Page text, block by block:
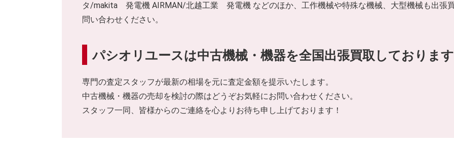
タ/makita 発電機 AIRMAN/北越工業 発電機 などのほか、工作機械や特殊な機械、大型機械も出張
問い合わせください。
パシオリユースは中古機械・機器を全国出張買取しておりま
専門の査定スタッフが最新の相場を元に査定金額を提示いたします。
中古機械・機器の売却を検討の際はどうぞお気軽にお問い合わせください。
スタッフ一同、皆様からのご連絡を心よりお待ち申し上げております！